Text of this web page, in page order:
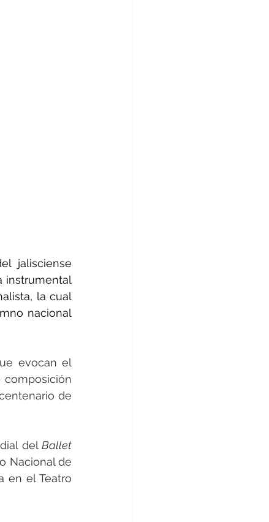
jalisciense
instrumental
la cual
nacional
evocan el
composición
de
del Ballet
Nacional de
en el Teatro